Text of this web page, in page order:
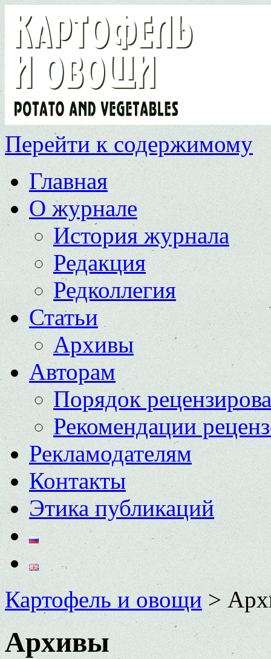
Перейти к содержимому
Главная
О журнале
История журнала
Редакция
Редколлегия
Статьи
Архивы
Авторам
Порядок
Рекомендации
Рекламодателям
Контакты
Этика публикаций
Картофель и овощи>
Архивы